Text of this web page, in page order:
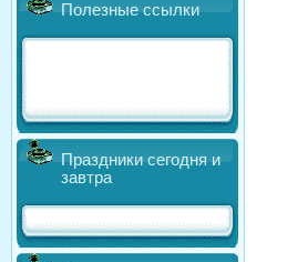
Полезные ссылки
Праздники сегодня и
завтра